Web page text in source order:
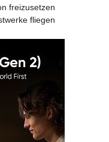
freizusetzen
fliegen